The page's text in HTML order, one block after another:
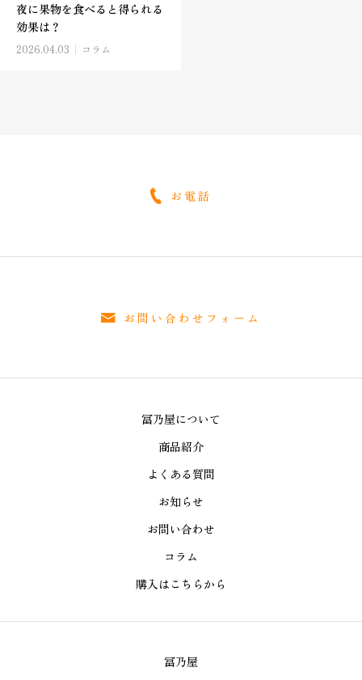
夜に果物を食べると得られる
効果は？
2026.04.03 コラム
お電話
お問い合わせフォーム
冨乃屋について
商品紹介
よくある質問
お知らせ
お問い合わせ
コラム
購入はこちらから
冨乃屋